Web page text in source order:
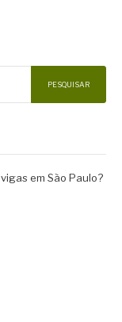
PESQUISAR
em São Paulo?